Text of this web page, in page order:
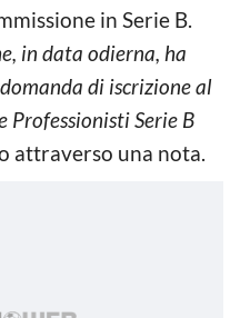
in Serie B.
in data odierna, ha
di iscrizione al
Professionisti Serie B
attraverso una nota.